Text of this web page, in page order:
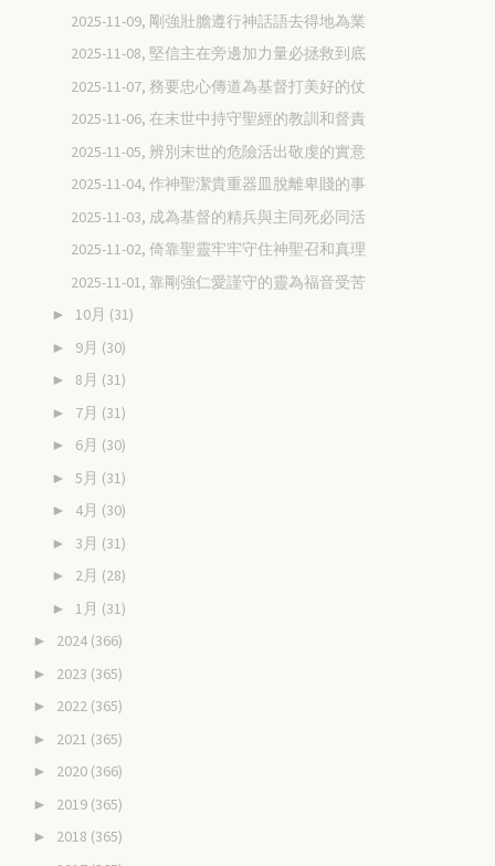
2025-11-09, 剛強壯膽遵行神話語去得地為業
2025-11-08, 堅信主在旁邊加力量必拯救到底
2025-11-07, 務要忠心傳道為基督打美好的仗
2025-11-06, 在末世中持守聖經的教訓和督責
2025-11-05, 辨別末世的危險活出敬虔的實意
2025-11-04, 作神聖潔貴重器皿脫離卑賤的事
2025-11-03, 成為基督的精兵與主同死必同活
2025-11-02, 倚靠聖靈牢牢守住神聖召和真理
2025-11-01, 靠剛強仁愛謹守的靈為福音受苦
► 10月 (31)
► 9月 (30)
► 8月 (31)
► 7月 (31)
► 6月 (30)
► 5月 (31)
► 4月 (30)
► 3月 (31)
► 2月 (28)
► 1月 (31)
► 2024 (366)
► 2023 (365)
► 2022 (365)
► 2021 (365)
► 2020 (366)
► 2019 (365)
► 2018 (365)